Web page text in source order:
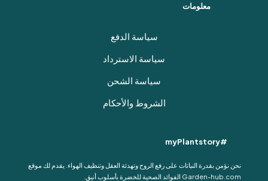
معلومات
سياسة الدفع
سياسة الاسترداد
سياسة الشحن
الشروط والأحكام
#myPlantstory
نحن نؤمن بقدرة النباتات على رفع الروح وتهدئة العقل وتنظيف الهواء. يقدم لك موقع
Garden-hub.com الفوائد الصحية للخضرة بأسلوب أنيق.